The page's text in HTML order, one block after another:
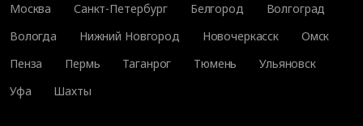
Москва
Санкт-Петербург Белгород
Волгоград
Вологда
Нижний Новгород Новочеркасск
Омск
Пенза
Пермь Таганрог Тюмень
Ульяновск
Уфа
Шахты